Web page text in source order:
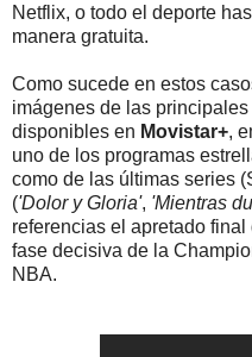
Netflix, o todo el deporte
manera gratuita.
Como sucede en estos
imágenes de las
disponibles en Movistar+,
uno de los programas
como de las últimas series
('Dolor y Gloria', 'Mientras
referencias el apretado
fase decisiva de la
NBA.